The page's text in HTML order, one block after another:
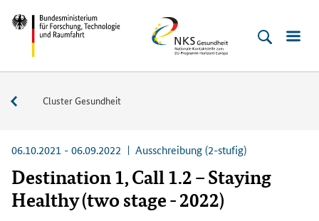
Direkt
zum
Inhalt
(Eingabetaste)
Direkt
zum
Hauptmenu
(Eingabetaste)
Direkt
zur
Suche
(Eingabetaste)
Direkt
zur
Fußleiste
(Enter)
Bundesministerium
und
NKS
Gesundheit
Aktuelle
Cluster Gesundheit
06.10.2021 - 06.09.2022 Ausschreibung (2-stufig)
Destination 1, Call 1.2 – Staying
Healthy (two stage - 2022)